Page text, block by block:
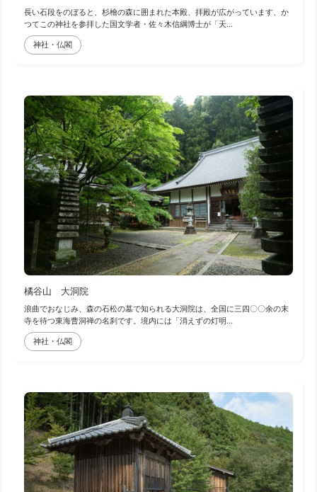
長い石段をのぼると、杉檜の森に囲まれた本殿、拝殿が広がっています、か
つてこの神社を参拝した国文学者・佐々木信綱博士が「天...
神社・仏閣
橘谷山 大洞院
浪曲でおなじみ、森の石松の墓で知られる大洞院は、全国に三四〇〇余の末
寺を待つ東海曹洞禅の名刹です。境内には「消えずの灯明...
神社・仏閣